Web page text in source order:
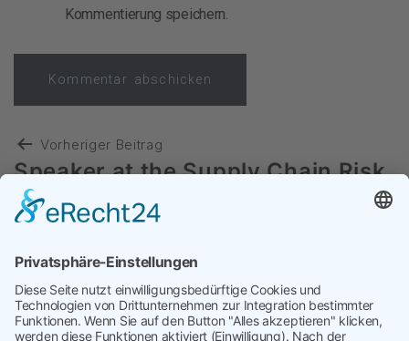
Kommentierung speichern.
Vorheriger Beitrag
Speaker at the Supply Chain Risk
and Resilience Forum
Nächster Beitrag
𝐃𝐞𝐫 𝐁𝐚𝐮𝐭𝐞𝐢𝐥𝐧𝐨𝐦𝐚𝐝𝐞 – 𝐕𝐨𝐧
𝐟𝐞𝐫𝐧𝐨̈𝐬𝐭𝐥𝐢𝐜𝐡𝐞𝐧 𝐖𝐞𝐢𝐭𝐞𝐧 𝐳𝐮𝐫𝐮̈𝐜𝐤!